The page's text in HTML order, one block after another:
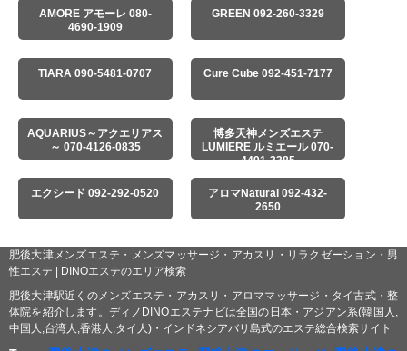
AMORE アモーレ 080-
4690-1909
GREEN 092-260-3329
TIARA 090-5481-0707 Cure Cube 092-451-7177
AQUARIUS～アクエリアス
～ 070-4126-0835
博多天神メンズエステ
LUMIERE ルミエール 070-
4491-3385
エクシード 092-292-0520
アロマNatural 092-432-
2650
肥後大津メンズエステ・メンズマッサージ・アカスリ・リラクゼーション・男
性エステ | DINOエステのエリア検索
肥後大津駅近くのメンズエステ・アカスリ・アロママッサージ・タイ古式・整
体院を紹介します。ディノDINOエステナビは全国の日本・アジアン系(韓国人,
中国人,台湾人,香港人,タイ人)・インドネシアバリ島式のエステ総合検索サイト